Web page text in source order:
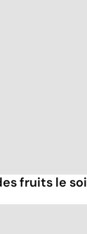
fruits le